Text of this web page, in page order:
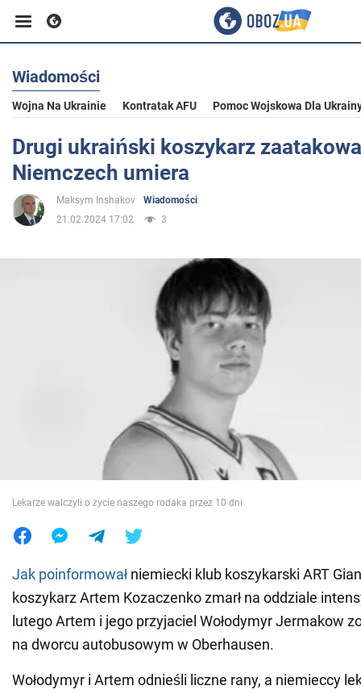
Biznes
Sport
Rozrywka
Jedzenie
Wiadomości
Wojna Na Ukrainie Kontratak AFU Pomoc Wojskowa Dla
Drugi ukraiński koszykarz
Niemczech umiera
Maksym Inshakov
Wiadomości
21.02.2024 17:02
3
Lekarze walczyli o życie naszego rodaka przez 10 dni
Jak poinformował niemiecki klub koszykarski ART
koszykarz Artem Kozaczenko zmarł na oddziale
lutego Artem i jego przyjaciel Wołodymyr Jermakow
na dworcu autobusowym w Oberhausen.
Wołodymyr i Artem odnieśli liczne rany, a niemieccy